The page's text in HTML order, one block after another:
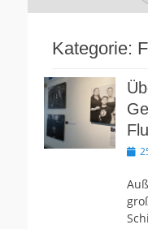
Kategorie: